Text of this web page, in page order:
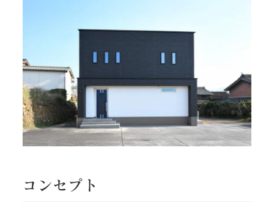
コンセプト